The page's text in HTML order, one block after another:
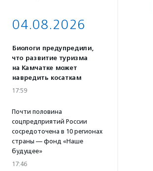
04.08.2026
Биологи предупредили,
что развитие туризма
на Камчатке может
навредить косаткам
17:59
Почти половина
соцпредприятий России
сосредоточена в 10 регионах
страны — фонд «Наше
будущее»
17:46